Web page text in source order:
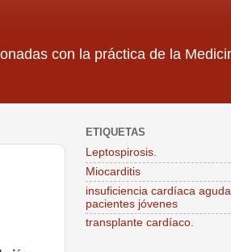
con la práctica de la
ETIQUETAS
Leptospirosis.
Miocarditis
insuficiencia cardíaca
pacientes jóvenes
transplante cardíaco.